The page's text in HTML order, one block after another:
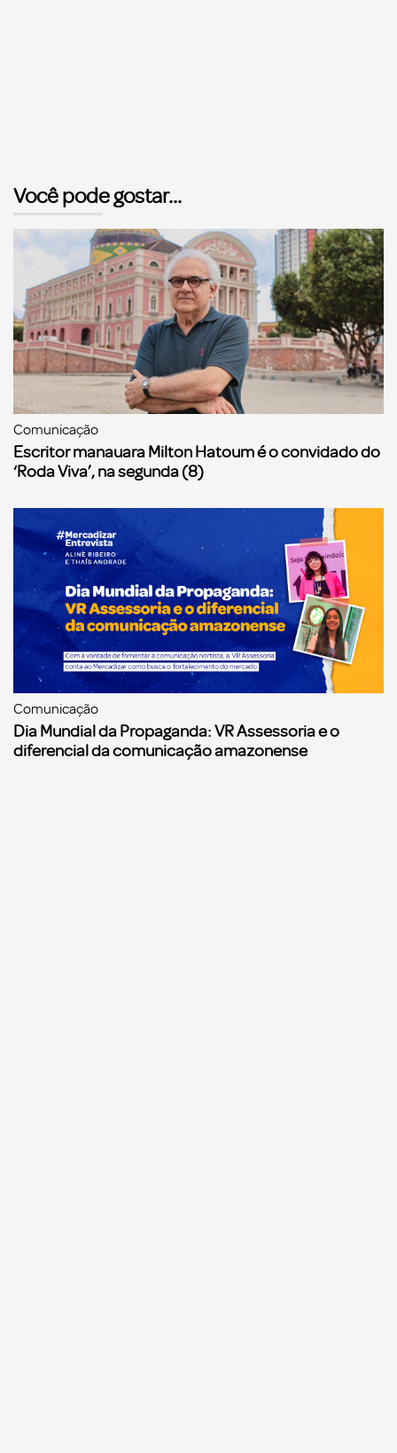
Você pode gostar...
Comunicação
Escritor manauara Milton Hatoum é o convidado do
‘Roda Viva’, na segunda (8)
Comunicação
Dia Mundial da Propaganda: VR Assessoria e o
diferencial da comunicação amazonense